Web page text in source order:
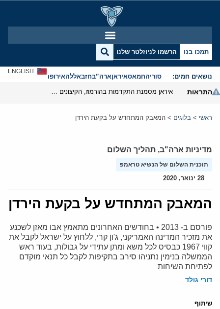
תמכו בנו הרשמו לניוזלטר שלנו
נושאים חמים: סוריהחמאסאיראןארה”בחזבאללהאירופהאנטישמיות
ENGLISH
התראות
ראשי > בלוגים > המאבק המתחדש על בקעת הירדן
מדיניות ארה"ב, תהליך השלום
תוכנית השלום של הנשיא טראמפ
28 ינואר, 2020
המאבק המתחדש על בקעת הירדן
פורסם ב- 2013 • בחודשים האחרונים מתאמץ אבו מאזן לשכנע
את מזכיר המדינה האמריקני, ג'ון קרי, ללחוץ על ישראל לקבל את
קווי 1967 כבסיס לכל משא ומתן עתידי על גבולות, בעוד ראש
הממשלה בנימין נתניהו סירב בתקיפות לקבל כל תנאי מוקדם
לפתיחת השיחות
דורי גולד
שיתוף